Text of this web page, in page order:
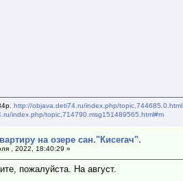
http://objava.deti74.ru/index.php/topic,744685.0.html
index.php/topic,714790.msg151489565.html#m
на озере сан."Кисегач".
, 2022, 18:40:29 »
пожалуйста. На август.